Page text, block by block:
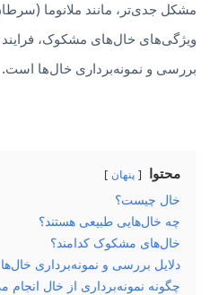
مشکل جدی‌تر، مانند ملانوما
ویژگی‌های خال‌های مشکوک،
بررسی و نمونه‌برداری خال‌ها است.
محتوا پنهان
خال چیست؟
چه خال‌هایی طبیعی هستند؟
خال‌های مشکوک کدامند؟
دلایل بررسی و نمونه‌برداری خال‌ها
چگونه نمونه‌برداری از خال انجام